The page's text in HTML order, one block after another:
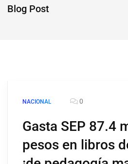
Blog Post
NACIONAL 0
Gasta SEP 87.4
pesos en libros